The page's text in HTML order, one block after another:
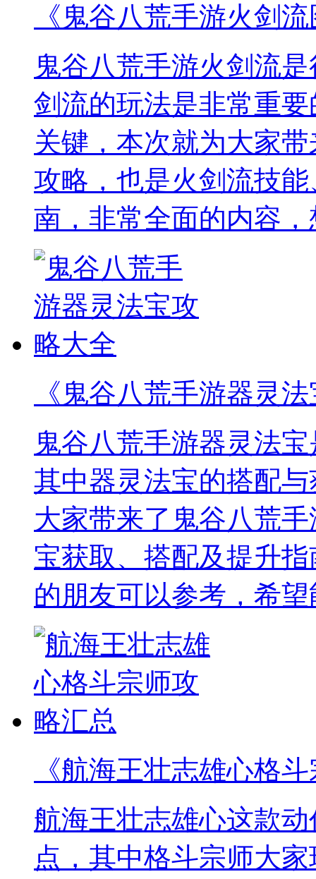
《鬼谷八荒手游火剑
鬼谷八荒手游火剑流
剑流的玩法是非常重
关键，本次就为大家
攻略，也是火剑流技
南，非常全面的内容
《鬼谷八荒手游器灵
鬼谷八荒手游器灵法
其中器灵法宝的搭配
大家带来了鬼谷八荒
宝获取、搭配及提升
的朋友可以参考，希
《航海王壮志雄心格
航海王壮志雄心这款
点，其中格斗宗师大